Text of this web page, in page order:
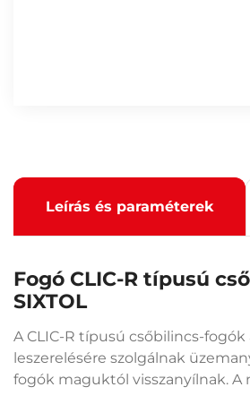
Leírás és paraméterek
Fogó CLIC-R típusú
SIXTOL
A CLIC-R típusú csőbilincs-
leszerelésére szolgálnak
fogók maguktól visszanyílnak.